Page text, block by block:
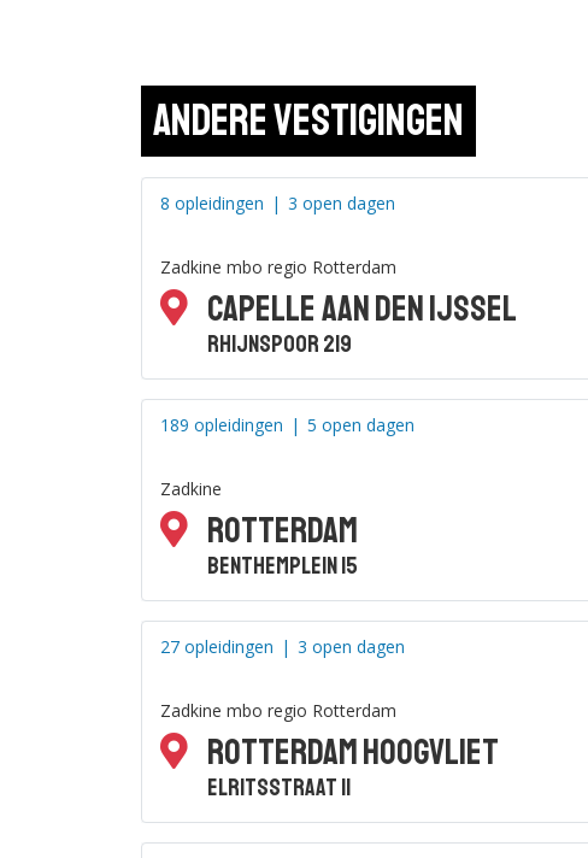
Andere vestigingen
8 opleidingen | 3 open dagen
Zadkine mbo regio Rotterdam
Capelle aan den IJssel
Rhijnspoor 219
189 opleidingen | 5 open dagen
Zadkine
Rotterdam
Benthemplein 15
27 opleidingen | 3 open dagen
Zadkine mbo regio Rotterdam
Rotterdam Hoogvliet
Elritsstraat 11